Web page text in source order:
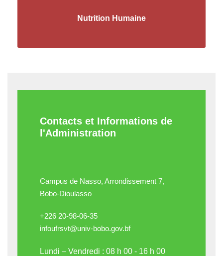
Nutrition Humaine
Contacts et Informations de
l'Administration
Campus de Nasso, Arrondissement 7,
Bobo-Dioulasso
+226 20-98-06-35
infoufrsvt@univ-bobo.gov.bf
Lundi – Vendredi : 08 h 00 - 16 h 00